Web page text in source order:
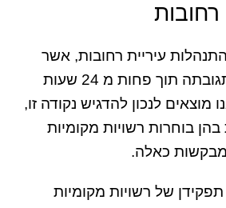
רחובות
עיריית רחובות, אשר
העבירה לידנו את תגובתה תוך פחות מ 24 שעות
לנכון להדגיש נקודה זו,
בוחרות רשויות מקומיות
מבקשות כאלה.
תפקידן של רשויות מקומיות